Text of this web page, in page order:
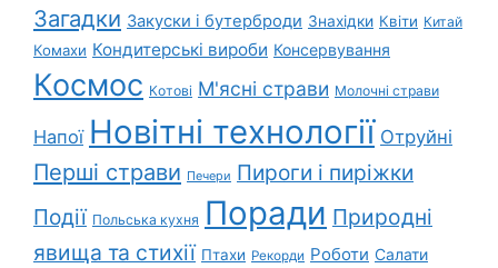
Загадки Закуски і бутерброди Знахідки Квіти Китай
Комахи Кондитерські вироби Консервування
Космос Котові М'ясні страви Молочні страви
Напої Новітні технології Отруйні
Перші страви Печери Пироги і пиріжки
Події Польська кухня Поради Природні
явища та стихії Птахи Рекорди Роботи Салати